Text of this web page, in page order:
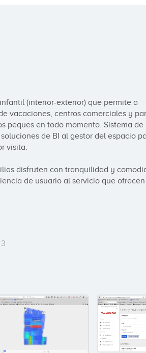
(interior-exterior) que permite a
vacaciones, centros comerciales y
peques en todo momento. Sistema de
de BI al gestor del espacio
visita.
disfruten con tranquilidad y
de usuario al servicio que
3